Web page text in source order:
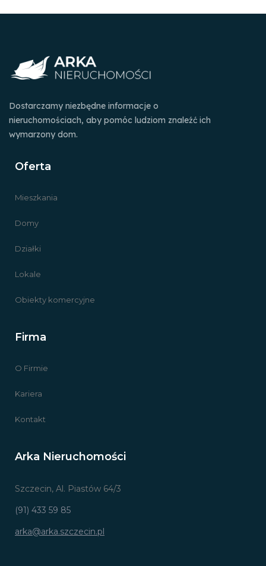
Dostarczamy niezbędne informacje o
nieruchomościach, aby pomóc ludziom znaleźć ich
wymarzony dom.
Oferta
Mieszkania
Domy
Działki
Lokale
Obiekty komercyjne
Firma
O Firmie
Kariera
Kontakt
Arka Nieruchomości
Szczecin, Al. Piastów 64/3
(91) 433 59 85
arka@arka.szczecin.pl